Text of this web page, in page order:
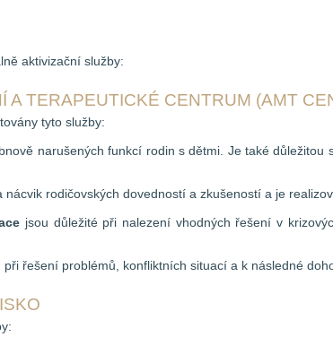
aktivizační služby:
A TERAPEUTICKÉ CENTRUM (AMT
tyto služby:
narušených funkcí rodin s dětmi. Je také
nácvik rodičovských dovedností a zkušeností a je
jsou důležité při nalezení vhodných řešení v
řešení problémů, konfliktních situací a k následné